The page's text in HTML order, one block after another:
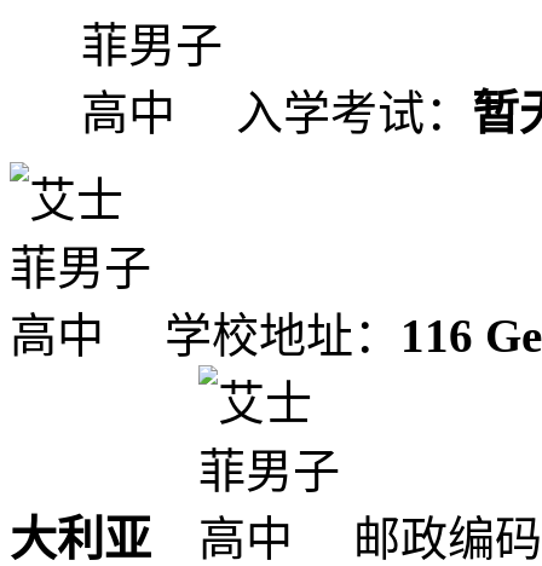
入学考试： 暂
学校地址： 116
大利亚 邮政编